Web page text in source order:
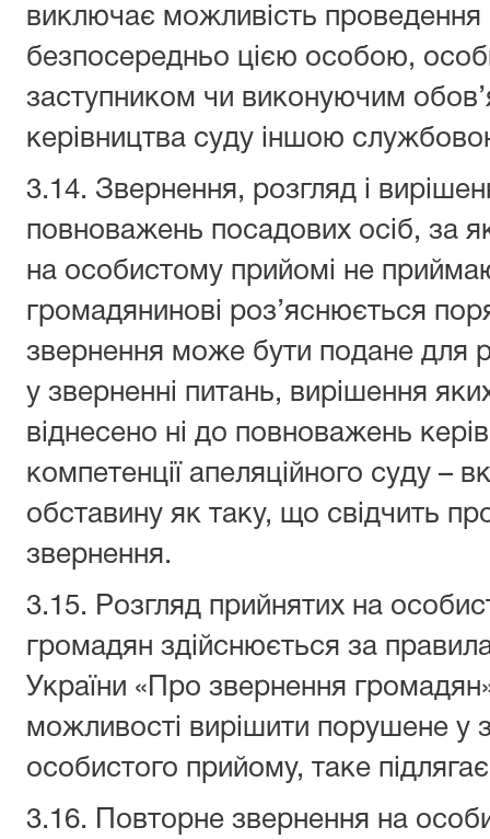
виключає можливість
безпосередньо цією особою,
заступником чи виконуючим
керівництва суду іншою
3.14. Звернення, розгляд і
повноважень посадових осіб, за
на особистому прийомі не
громадянинові роз’яснюється
звернення може бути подане для
у зверненні питань, вирішення
віднесено ні до повноважень
компетенції апеляційного суду –
обставину як таку, що свідчить
звернення.
3.15. Розгляд прийнятих на
громадян здійснюється за
України «Про звернення
можливості вирішити порушене у
особистого прийому, таке
3.16. Повторне звернення на